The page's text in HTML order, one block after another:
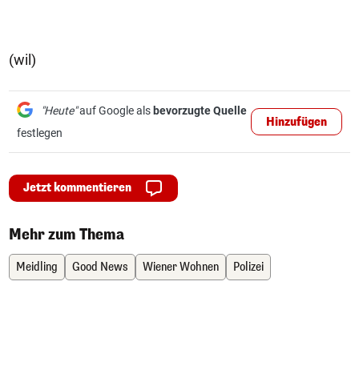
(wil)
"Heute"auf Google als bevorzugte Quelle
festlegen
Hinzufügen
Jetzt kommentieren
Mehr zum Thema
Meidling Good News Wiener Wohnen Polizei